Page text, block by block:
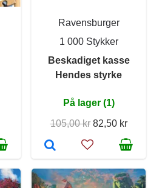
Ravensburger
1 000 Stykker
Beskadiget kasse
Hendes styrke
På lager (1)
105,00 kr 82,50 kr